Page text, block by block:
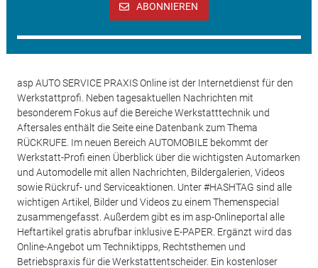
ABONNIEREN
asp AUTO SERVICE PRAXIS Online ist der Internetdienst für den
Werkstattprofi. Neben tagesaktuellen Nachrichten mit
besonderem Fokus auf die Bereiche Werkstatttechnik und
Aftersales enthält die Seite eine Datenbank zum Thema
RÜCKRUFE. Im neuen Bereich AUTOMOBILE bekommt der
Werkstatt-Profi einen Überblick über die wichtigsten Automarken
und Automodelle mit allen Nachrichten, Bildergalerien, Videos
sowie Rückruf- und Serviceaktionen. Unter #HASHTAG sind alle
wichtigen Artikel, Bilder und Videos zu einem Themenspecial
zusammengefasst. Außerdem gibt es im asp-Onlineportal alle
Heftartikel gratis abrufbar inklusive E-PAPER. Ergänzt wird das
Online-Angebot um Techniktipps, Rechtsthemen und
Betriebspraxis für die Werkstattentscheider. Ein kostenloser